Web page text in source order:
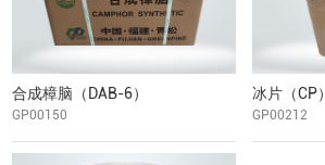
合成樟脑（DAB-6）
GP00150
冰片（CP）
GP00212